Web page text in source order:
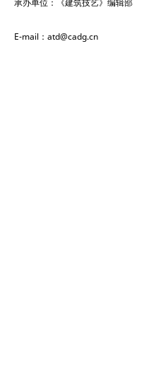
承办单位：《建筑技艺》编辑部
E-mail：atd@cadg.cn